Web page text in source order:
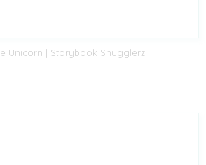
Unicorn | Storybook Snugglerz